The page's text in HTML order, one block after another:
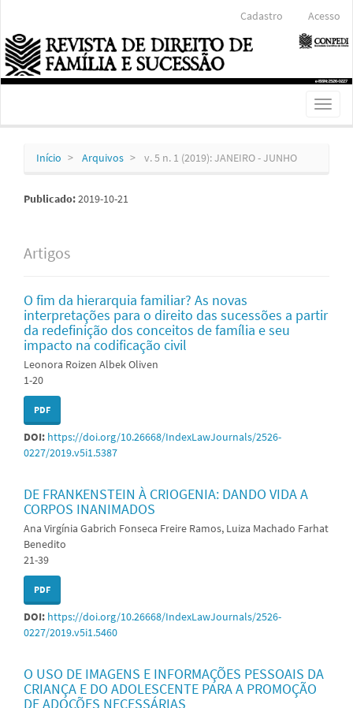
Conteúdo
principal
Barra
Lateral
Cadastro Acesso
Toggle
Início Arquivos v. 5 n. 1 (2019): JANEIRO - JUNHO
Publicado:2019-10-21
Artigos
O fim da hierarquia familiar? As novas
interpretações para o direito das sucessões a partir
da redefinição dos conceitos de família e seu
impacto na codificação civil
Leonora Roizen Albek Oliven
1-20
PDF
DOI: https://doi.org/10.26668/IndexLawJournals/2526-
0227/2019.v5i1.5387
DE FRANKENSTEIN À CRIOGENIA: DANDO VIDA A
CORPOS INANIMADOS
Ana Virgínia Gabrich Fonseca Freire Ramos, Luiza Machado Farhat
Benedito
21-39
PDF
DOI: https://doi.org/10.26668/IndexLawJournals/2526-
0227/2019.v5i1.5460
O USO DE IMAGENS E INFORMAÇÕES PESSOAIS DA
CRIANÇA E DO ADOLESCENTE PARA A PROMOÇÃO
DE ADOÇÕES NECESSÁRIAS